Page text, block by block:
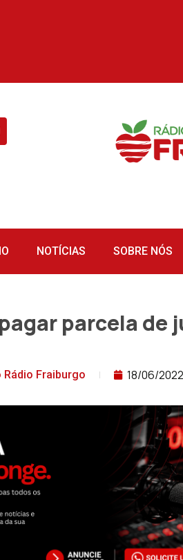
NOTÍCIAS SOBRE NÓS
parcela de
Fraiburgo 18/06/2022